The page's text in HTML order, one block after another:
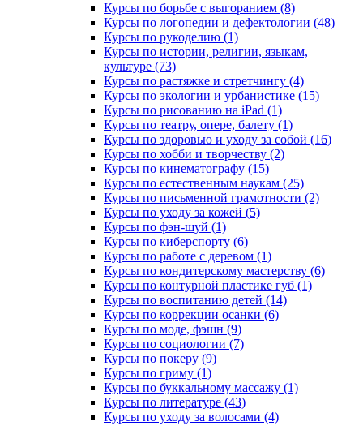
Курсы по борьбе с выгоранием (8)
Курсы по логопедии и дефектологии (48)
Курсы по рукоделию (1)
Курсы по истории, религии, языкам,
культуре (73)
Курсы по растяжке и стретчингу (4)
Курсы по экологии и урбанистике (15)
Курсы по рисованию на iPad (1)
Курсы по театру, опере, балету (1)
Курсы по здоровью и уходу за собой (16)
Курсы по хобби и творчеству (2)
Курсы по кинематографу (15)
Курсы по естественным наукам (25)
Курсы по письменной грамотности (2)
Курсы по уходу за кожей (5)
Курсы по фэн-шуй (1)
Курсы по киберспорту (6)
Курсы по работе с деревом (1)
Курсы по кондитерскому мастерству (6)
Курсы по контурной пластике губ (1)
Курсы по воспитанию детей (14)
Курсы по коррекции осанки (6)
Курсы по моде, фэшн (9)
Курсы по социологии (7)
Курсы по покеру (9)
Курсы по гриму (1)
Курсы по буккальному массажу (1)
Курсы по литературе (43)
Курсы по уходу за волосами (4)